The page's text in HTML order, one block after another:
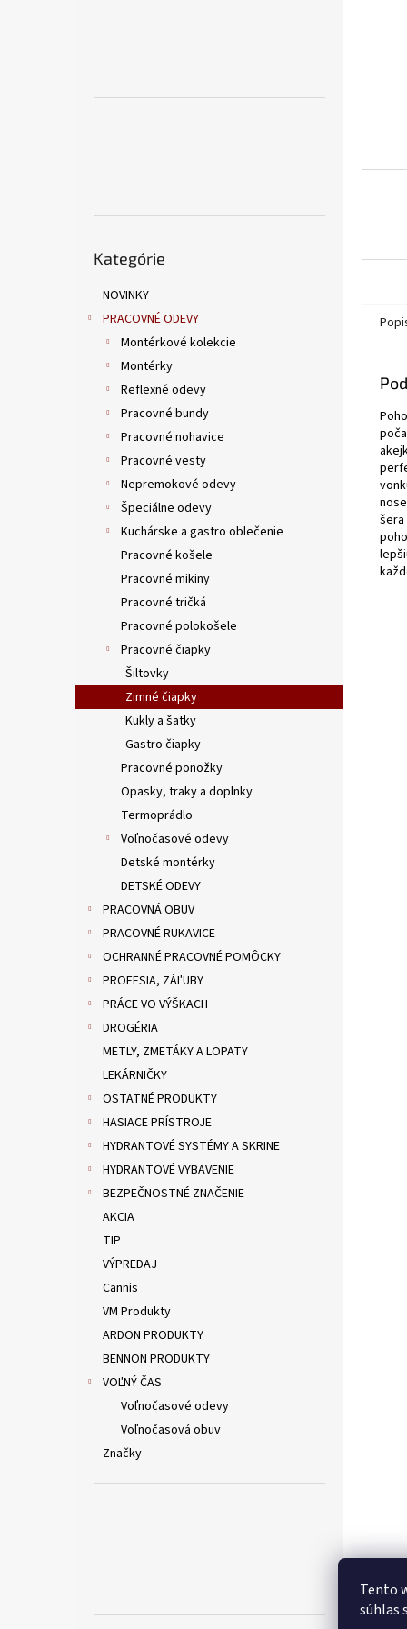
Tento
súhlas
kategórie
Kategórie
NOVINKY
PRACOVNÉ ODEVY
Montérkové kolekcie
Montérky
Reflexné odevy
Pracovné bundy
Pracovné nohavice
Pracovné vesty
Nepremokové odevy
Špeciálne odevy
Kuchárske a gastro oblečenie
Pracovné košele
Pracovné mikiny
Pracovné tričká
Pracovné polokošele
Pracovné čiapky
Šiltovky
Zimné čiapky
Kukly a šatky
Gastro čiapky
Pracovné ponožky
Opasky, traky a doplnky
Termoprádlo
Voľnočasové odevy
Detské montérky
DETSKÉ ODEVY
PRACOVNÁ OBUV
PRACOVNÉ RUKAVICE
OCHRANNÉ PRACOVNÉ POMÔCKY
PROFESIA, ZÁĽUBY
PRÁCE VO VÝŠKACH
DROGÉRIA
METLY, ZMETÁKY A LOPATY
LEKÁRNIČKY
OSTATNÉ PRODUKTY
HASIACE PRÍSTROJE
HYDRANTOVÉ SYSTÉMY A SKRINE
HYDRANTOVÉ VYBAVENIE
BEZPEČNOSTNÉ ZNAČENIE
AKCIA
TIP
VÝPREDAJ
Cannis
VM Produkty
ARDON PRODUKTY
BENNON PRODUKTY
VOĽNÝ ČAS
Voľnočasové odevy
Voľnočasová obuv
Značky
šera